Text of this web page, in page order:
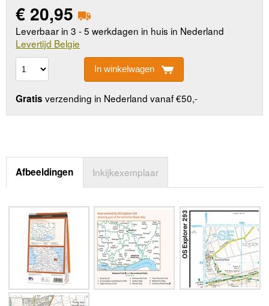
€ 20,95
Leverbaar in 3 - 5 werkdagen in huis in Nederland
Levertijd Belgie
In winkelwagen
Gratis verzending in Nederland vanaf €50,-
Afbeeldingen Inkijkexemplaar